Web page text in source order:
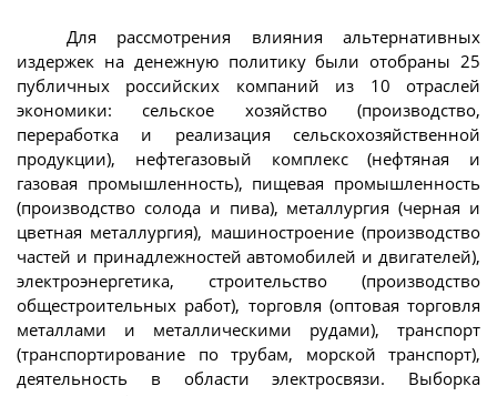
Для рассмотрения влияния альтернативных
издержек на денежную политику были отобраны 25
публичных российских компаний из 10 отраслей
экономики: сельское хозяйство (производство,
переработка и реализация сельскохозяйственной
продукции), нефтегазовый комплекс (нефтяная и
газовая промышленность), пищевая промышленность
(производство солода и пива), металлургия (черная и
цветная металлургия), машиностроение (производство
частей и принадлежностей автомобилей и двигателей),
электроэнергетика, строительство (производство
общестроительных работ), торговля (оптовая торговля
металлами и металлическими рудами), транспорт
(транспортирование по трубам, морской транспорт),
деятельность в области электросвязи. Выборка